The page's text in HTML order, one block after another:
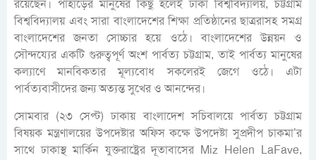
রয়েছেন। পাহাড়ের মানুষের কিছু হলেই ঢাকা বিশ্ববিদ্যালয়, চট্টগ্রাম
বিশ্ববিদ্যালয় এবং সারা বাংলাদেশের শিক্ষা প্রতিষ্ঠানের ছাত্ররাসহ সমগ্র
বাংলাদেশের জনতা সোচ্চার হয়ে ওঠে। বাংলাদেশের উন্নয়ন ও
সৌন্দয্যের একটি গুরুত্বপূর্ণ অংশ পার্বত্য চট্টগ্রাম, তাই পার্বত্য মানুষের
কল্যাণে মানবিকতার মূল্যবোধ সকলেরই জেগে ওঠে। এটা
পার্বত্যবাসীদের জন্য অত্যন্ত সুখের ও আনন্দের।
সোমবার (২৩ সেপ্ট) ঢাকায় বাংলাদেশ সচিবালয়ে পার্বত্য চট্টগ্রাম
বিষয়ক মন্ত্রণালয়ের উপদেষ্টার অফিস কক্ষে উপদেষ্টা সুপ্রদীপ চাকমা’র
সাথে ঢাকাস্থ মার্কিন যুক্তরাষ্ট্রের দূতাবাসের Miz Helen LaFave,